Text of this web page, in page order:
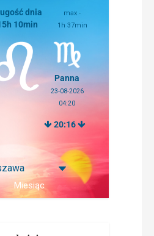
dnia
10min
max -
1h 37min
Panna
23-08-2026
04:20
20:16
Miesiąc